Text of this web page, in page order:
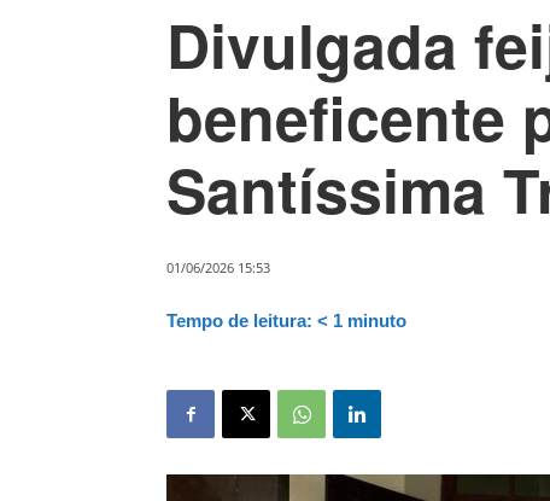
Divulgada
beneficente
Santíssima
01/06/2026 15:53
Tempo de leitura: < 1 minuto